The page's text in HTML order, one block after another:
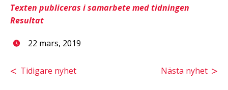
Texten publiceras i samarbete med tidningen
Resultat
22 mars, 2019
Tidigare nyhet Nästa nyhet